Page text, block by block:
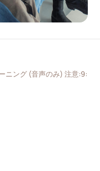
ニング (音声のみ) 注意:9: